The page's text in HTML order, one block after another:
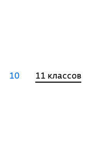
10 11 классов